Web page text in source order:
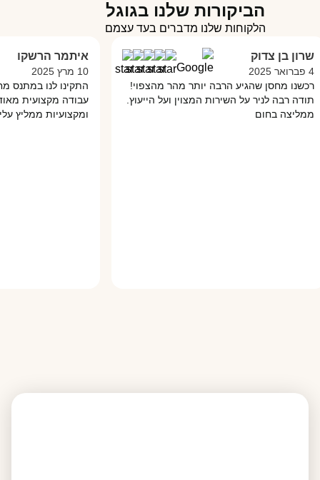
הביקורות שלנו בגוגל
הלקוחות שלנו מדברים בעד עצמם
בן צדוק
מחסן שהגיע הרבה יותר מהר מהצפוי!
רבה לניר על השירות המצוין ועל הייעוץ.
בחום
איתמר הרשקו
התקינו לנו במתנס מחסן
עבודה מקצועית מאוד
ומקצועיות ממליץ עליהם